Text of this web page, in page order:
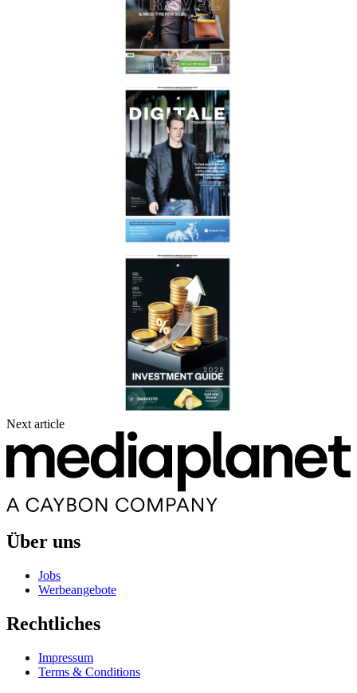
Next article
Über uns
Jobs
Werbeangebote
Rechtliches
Impressum
Terms & Conditions